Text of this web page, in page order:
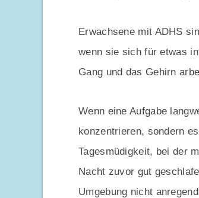
Erwachsene mit ADHS
wenn sie sich für etwas
Gang und das Gehirn
Wenn eine Aufgabe
konzentrieren, sondern
Tagesmüdigkeit, bei der
Nacht zuvor gut
Umgebung nicht